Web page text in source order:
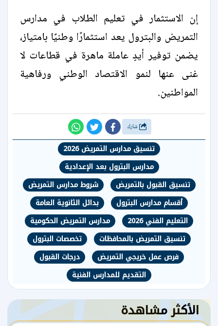
إن الاستثمار في تعليم الطلاب في مدارس
التمريض والبترول يعد استثمارًا وطنيًا بامتياز،
يضمن توفير أيدٍ عاملة ماهرة في قطاعات لا
غنى عنها لنمو الاقتصاد الوطني ورفاهية
المواطنين.
تنسيق مدارس التمريض 2026
مدارس البترول بعد الإعدادية
تنسيق القبول بالتمريض
شروط مدارس التمريض
أقسام مدارس البترول
بدائل الثانوية العامة
التعليم الفني 2026
مدارس التمريض الحكومية
تنسيق التمريض بالمحافظات
تخصصات البترول
فرص عمل خريجي التمريض
درجات القبول
التقديم للمدارس الفنية
الأكثر مشاهدة